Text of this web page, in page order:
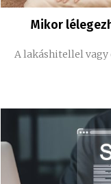
Mikor
A lakáshitellel vagy